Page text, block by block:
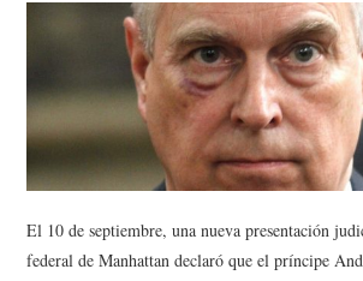
TECHNOLOGY
El 10 de septiembre, una nueva presentación
federal de Manhattan declaró que el príncipe